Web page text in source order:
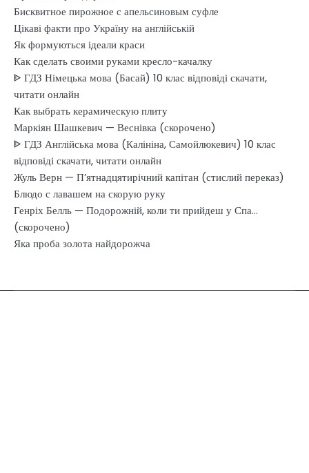
Бисквитное пирожное с апельсиновым суфле
Цікаві факти про Україну на англійській
Як формуються ідеали краси
Как сделать своими руками кресло-качалку
ᐈ ГДЗ Німецька мова (Басай) 10 клас відповіді скачати,
читати онлайн
Как выбрать керамическую плиту
Маркіян Шашкевич — Веснівка (скорочено)
ᐈ ГДЗ Англійська мова (Калініна, Самойлюкевич) 10 клас
відповіді скачати, читати онлайн
Жуль Верн — П’ятнадцятирічний капітан (стислий переказ)
Блюдо с лавашем на скорую руку
Генріх Белль — Подорожній, коли ти прийдеш у Спа…
(скорочено)
Яка проба золота найдорожча